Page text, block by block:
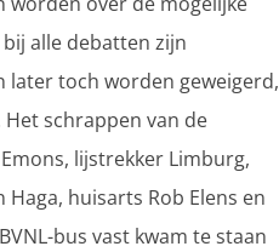
alle debatten zijn
later toch worden geweigerd,
schrappen van de
lijstrekker Limburg,
huisarts Rob Elens en
bus vast kwam te staan